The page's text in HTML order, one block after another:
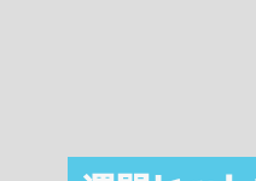
注目カテゴリ